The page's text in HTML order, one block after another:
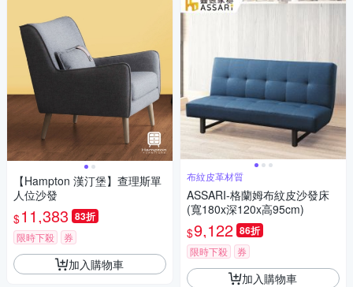
【Hampton 漢汀堡】查理斯單
人位沙發
$11,383 83折
限時下殺 券
加入購物車
布紋皮革材質
ASSARI-格蘭姆布紋皮沙發床
(寬180x深120x高95cm)
$9,122 86折
限時下殺 券
加入購物車